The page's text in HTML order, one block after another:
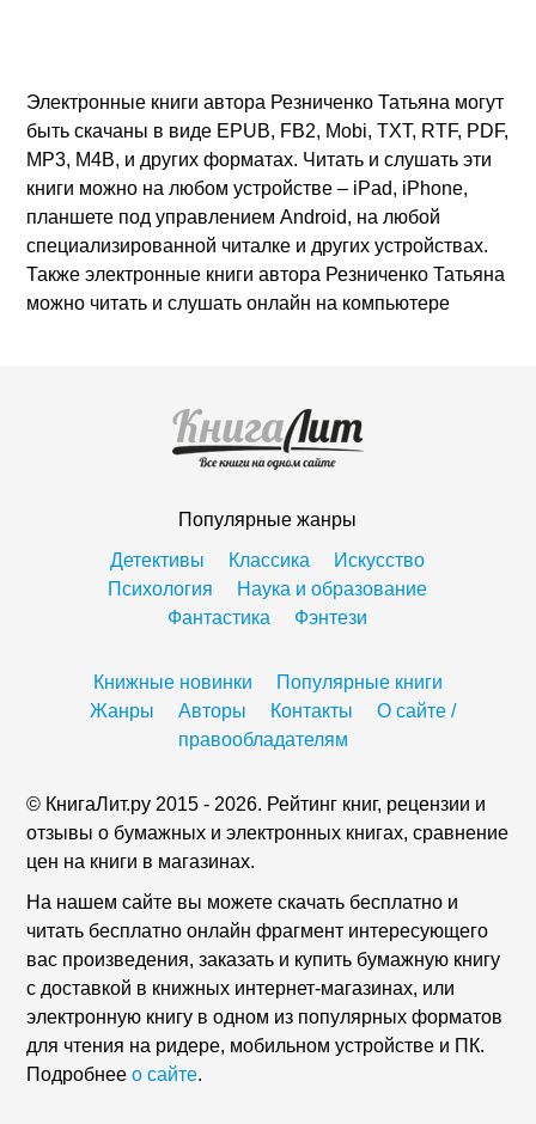
Электронные книги автора Резниченко Татьяна могут
быть скачаны в виде EPUB, FB2, Mobi, TXT, RTF, PDF,
MP3, M4B, и других форматах. Читать и слушать эти
книги можно на любом устройстве – iPad, iPhone,
планшете под управлением Android, на любой
специализированной читалке и других устройствах.
Также электронные книги автора Резниченко Татьяна
можно читать и слушать онлайн на компьютере
Популярные жанры
Детективы
Классика
Искусство
Психология
Наука и образование
Фантастика
Фэнтези
Книжные новинки
Популярные книги
Жанры
Авторы Контакты
О сайте /
правообладателям
© КнигаЛит.ру 2015 - 2026. Рейтинг книг, рецензии и
отзывы о бумажных и электронных книгах, сравнение
цен на книги в магазинах.
На нашем сайте вы можете скачать бесплатно и
читать бесплатно онлайн фрагмент интересующего
вас произведения, заказать и купить бумажную книгу
с доставкой в книжных интернет-магазинах, или
электронную книгу в одном из популярных форматов
для чтения на ридере, мобильном устройстве и ПК.
Подробнеео сайте.